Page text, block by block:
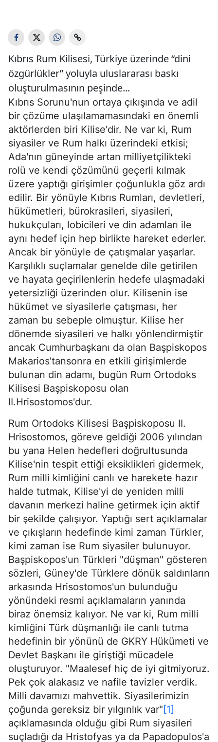
Kıbrıs Rum Kilisesi, Türkiye üzerinde “dini
özgürlükler” yoluyla uluslararası baskı
oluşturulmasının peşinde...
Kıbrıs Sorunu'nun ortaya çıkışında ve adil
bir çözüme ulaşılamamasındaki en önemli
aktörlerden biri Kilise'dir. Ne var ki, Rum
siyasiler ve Rum halkı üzerindeki etkisi;
Ada'nın güneyinde artan milliyetçilikteki
rolü ve kendi çözümünü geçerli kılmak
üzere yaptığı girişimler çoğunlukla göz ardı
edilir. Bir yönüyle Kıbrıs Rumları, devletleri,
hükümetleri, bürokrasileri, siyasileri,
hukukçuları, lobicileri ve din adamları ile
aynı hedef için hep birlikte hareket ederler.
Ancak bir yönüyle de çatışmalar yaşarlar.
Karşılıklı suçlamalar genelde dile getirilen
ve hayata geçirilenlerin hedefe ulaşmadaki
yetersizliği üzerinden olur. Kilisenin ise
hükümet ve siyasilerle çatışması, her
zaman bu sebeple olmuştur. Kilise her
dönemde siyasileri ve halkı yönlendirmiştir
ancak Cumhurbaşkanı da olan Başpiskopos
Makarios'tansonra en etkili girişimlerde
bulunan din adamı, bugün Rum Ortodoks
Kilisesi Başpiskoposu olan
II.Hrisostomos'dur.
Rum Ortodoks Kilisesi Başpiskoposu II.
Hrisostomos, göreve geldiği 2006 yılından
bu yana Helen hedefleri doğrultusunda
Kilise'nin tespit ettiği eksiklikleri gidermek,
Rum milli kimliğini canlı ve harekete hazır
halde tutmak, Kilise'yi de yeniden milli
davanın merkezi haline getirmek için aktif
bir şekilde çalışıyor. Yaptığı sert açıklamalar
ve çıkışların hedefinde kimi zaman Türkler,
kimi zaman ise Rum siyasiler bulunuyor.
Başpiskopos'un Türkleri "düşman" gösteren
sözleri, Güney'de Türklere dönük saldırıların
arkasında Hrisostomos'un bulunduğu
yönündeki resmi açıklamaların yanında
biraz önemsiz kalıyor. Ne var ki, Rum milli
kimliğini Türk düşmanlığı ile canlı tutma
hedefinin bir yönünü de GKRY Hükümeti ve
Devlet Başkanı ile giriştiği mücadele
oluşturuyor. "Maalesef hiç de iyi gitmiyoruz.
Pek çok alakasız ve nafile tavizler verdik.
Milli davamızı mahvettik. Siyasilerimizin
çoğunda gereksiz bir yılgınlık var" [1]
açıklamasında olduğu gibi Rum siyasileri
suçladığı da Hristofyas ya da Papadopulos'a